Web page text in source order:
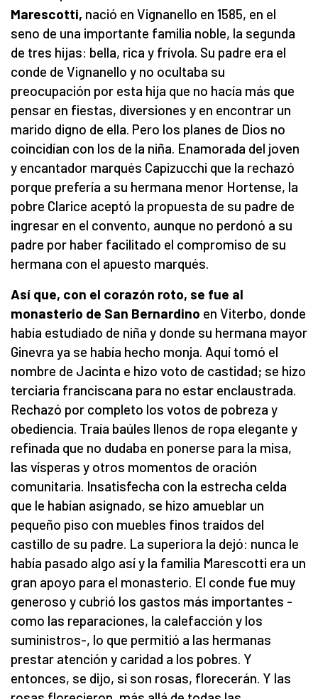
Marescotti, nació en Vignanello en 1585, en el
seno de una importante familia noble, la segunda
de tres hijas: bella, rica y frívola. Su padre era el
conde de Vignanello y no ocultaba su
preocupación por esta hija que no hacía más que
pensar en fiestas, diversiones y en encontrar un
marido digno de ella. Pero los planes de Dios no
coincidían con los de la niña. Enamorada del joven
y encantador marqués Capizucchi que la rechazó
porque prefería a su hermana menor Hortense, la
pobre Clarice aceptó la propuesta de su padre de
ingresar en el convento, aunque no perdonó a su
padre por haber facilitado el compromiso de su
hermana con el apuesto marqués.
Así que, con el corazón roto, se fue al
monasterio de San Bernardino en Viterbo, donde
había estudiado de niña y donde su hermana mayor
Ginevra ya se había hecho monja. Aquí tomó el
nombre de Jacinta e hizo voto de castidad; se hizo
terciaria franciscana para no estar enclaustrada.
Rechazó por completo los votos de pobreza y
obediencia. Traía baúles llenos de ropa elegante y
refinada que no dudaba en ponerse para la misa,
las vísperas y otros momentos de oración
comunitaria. Insatisfecha con la estrecha celda
que le habían asignado, se hizo amueblar un
pequeño piso con muebles finos traídos del
castillo de su padre. La superiora la dejó: nunca le
había pasado algo así y la familia Marescotti era un
gran apoyo para el monasterio. El conde fue muy
generoso y cubrió los gastos más importantes -
como las reparaciones, la calefacción y los
suministros-, lo que permitió a las hermanas
prestar atención y caridad a los pobres. Y
entonces, se dijo, si son rosas, florecerán. Y las